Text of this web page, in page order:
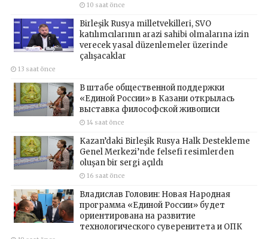
10 saat önce
Birleşik Rusya milletvekilleri, SVO
katılımcılarının arazi sahibi olmalarına izin
verecek yasal düzenlemeler üzerinde
çalışacaklar
13 saat önce
В штабе общественной поддержки
«Единой России» в Казани открылась
выставка философской живописи
14 saat önce
Kazan’daki Birleşik Rusya Halk Destekleme
Genel Merkezi’nde felsefi resimlerden
oluşan bir sergi açıldı
16 saat önce
Владислав Головин: Новая Народная
программа «Единой России» будет
ориентирована на развитие
технологического суверенитета и ОПК